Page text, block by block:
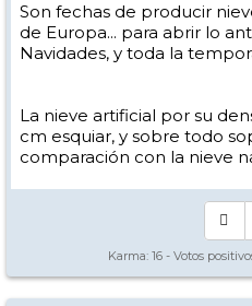
Son fechas de producir
de Europa... para abrir lo
Navidades, y toda la
La nieve artificial por su
cm esquiar, y sobre todo
comparación con la nieve
Karma: 16 - Votos